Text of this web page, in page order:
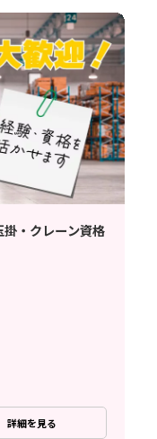
掛・クレーン資格
詳細を見る